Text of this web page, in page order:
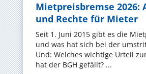
Mietpreisbremse 2026:
und Rechte für Mieter
Seit 1. Juni 2015 gibt es die
und was hat sich bei der
Und: Welches wichtige Urteil
hat der BGH gefällt? ...